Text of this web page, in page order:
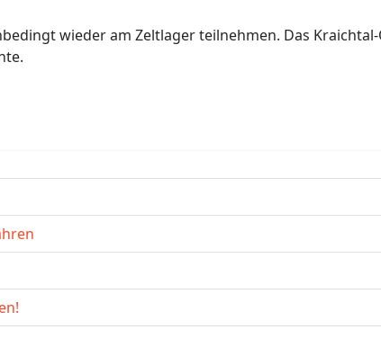
wieder am Zeltlager teilnehmen. Das